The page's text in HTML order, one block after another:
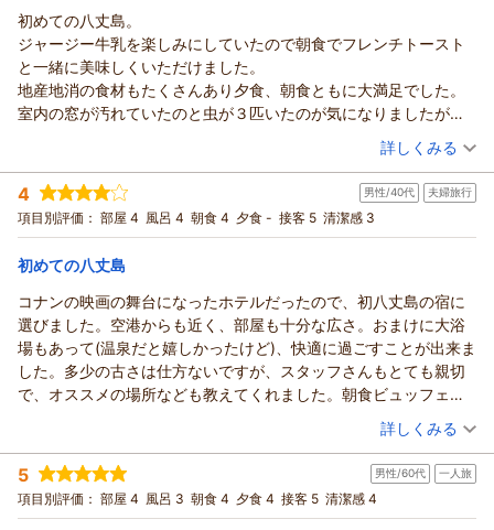
リードパークリゾート八丈島からの返信
この度は当ホテルをご利用頂き誠にありがとうございます。
スタッフ対応をお褒め頂き励みになります。ありがとうござい
ます。
朝食バイキングもお口に合ったようで、今後の参考とさせて頂
またのご来島を心よりお待ち申し上げております。
（返信日：2026/07/05）
初めての八丈島。
ジャージー牛乳を楽しみにしていたので朝食でフレンチトースト
と一緒に美味しくいただけました。
地産地消の食材もたくさんあり夕食、朝食ともに大満足でした。
室内の窓が汚れていたのと虫が３匹いたのが気になりましたがコ
（投稿日：2026/06/23）
宿泊時期： 2026年06月宿泊 (夫婦旅行)
投稿者： スマイルさん
宿泊プラン： ～八丈島の旬の食材満載♪～料理長おまかせの創作和会席が楽
しめる！宿泊プラン【２食付】
ツイン 朝・夕
宿泊価格帯： 16,001～17,000円(大人一人あたり/税込)
リードパークリゾート八丈島からの返信
この度は当ホテルをご利用いただき誠にありがとうございま
す。
夕食、朝食ともに内容を高く評価いただき、スタッフ一同大変
嬉しく思います。
虫についてですが自然に囲まれた立地である為、排除しきれな
いところが悩みでもありますが、不快な気持ちを抱かせてしま
い大変申し訳ありません。窓の汚れにつきましてもスタッフ館
にて共有させて頂きます。
またのご来島を心よりお待ち申し上げております。
詳しくみる
4 男性/40代 夫婦旅行
項目別評価： 部屋 4 風呂 4 朝食 4 夕食 - 接客 5 清潔感 3
初めての八丈島
コナンの映画の舞台になったホテルだったので、初八丈島の宿に
選びました。空港からも近く、部屋も十分な広さ。おまけに大浴
場もあって(温泉だと嬉しかったけど)、快適に過ごすことが出来ま
した。多少の古さは仕方ないですが、スタッフさんもとても親切
で、オススメの場所なども教えてくれました。朝食ビュッフェ
も、海を見ながらのんびりすることができましたし、また泊まり
たいと思っています。駐車場だけ、もう少し整備してくれるとれ
うれしかったかなと思います。夜遅くだと暗すぎて止めるのが少
し怖いですし、入口近くはホテルの方と思われる車が止まってい
て・・・。ここはあけてほしかったなと。
（投稿日：2026/06/18）
宿泊時期： 2026年06月宿泊 (夫婦旅行)
投稿者： のりしおさん
宿泊プラン： ～朝の海を眺めながら♪八丈ジャージー牛乳と絶品フレンチト
ーストが味わえる！～宿泊プラン【朝食付】
ツイン 朝のみ
詳しくみる
5 男性/60代 一人旅
項目別評価： 部屋 4 風呂 3 朝食 4 夕食 4 接客 5 清潔感 4